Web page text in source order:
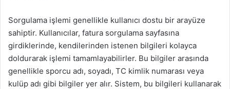
Sorgulama işlemi genellikle kullanıcı dostu bir arayüze
sahiptir. Kullanıcılar, fatura sorgulama sayfasına
girdiklerinde, kendilerinden istenen bilgileri kolayca
doldurarak işlemi tamamlayabilirler. Bu bilgiler arasında
genellikle sporcu adı, soyadı, TC kimlik numarası veya
kulüp adı gibi bilgiler yer alır. Sistem, bu bilgileri kullanarak